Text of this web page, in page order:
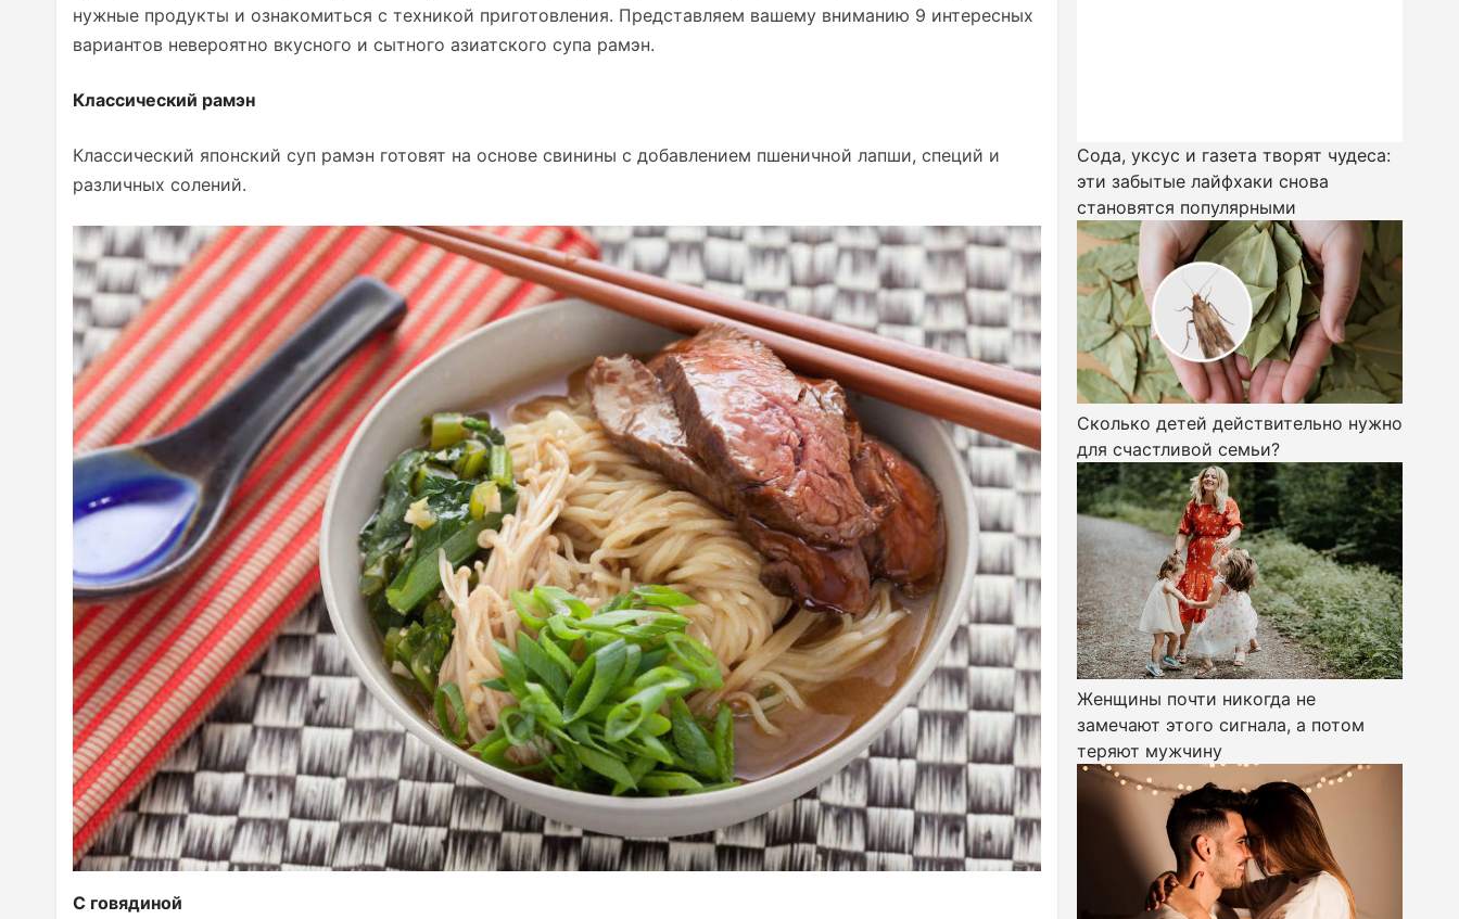
нужные продукты и ознакомиться с техникой приготовления. Представляем вашему вниманию 9 интересных
вариантов невероятно вкусного и сытного азиатского супа рамэн.
Классический рамэн
Классический японский суп рамэн готовят на основе свинины с добавлением пшеничной лапши, специй и
различных солений.
С говядиной
Сода, уксус и газета творят чудеса:
эти забытые лайфхаки снова
становятся популярными
Сколько детей действительно нужно
для счастливой семьи?
Женщины почти никогда не
замечают этого сигнала, а потом
теряют мужчину